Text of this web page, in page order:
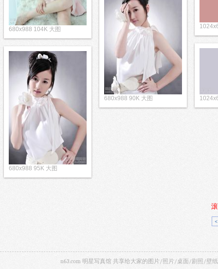
680x988 104K 大图
680x988 90K 大图
680x988 95K 大图
n63.com 明星写真馆 共享给大家的图片/照片/桌面/剧照/壁